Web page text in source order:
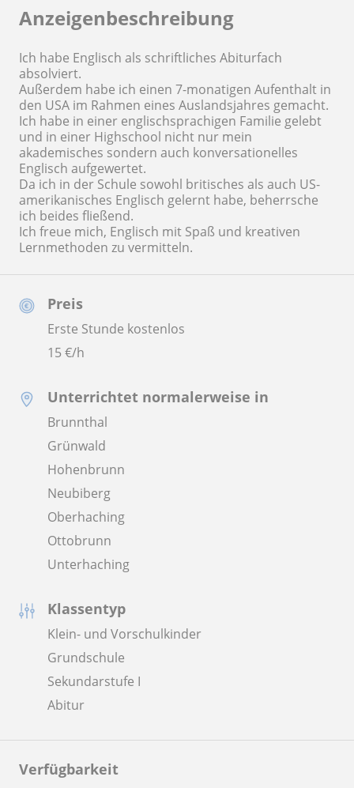
Preis
Erste Stunde kostenlos
15€/h
Unterrichtet normalerweise in
Brunnthal
Grünwald
Hohenbrunn
Neubiberg
Oberhaching
Ottobrunn
Unterhaching
Klassentyp
Klein- und Vorschulkinder
Grundschule
Sekundarstufe I
Abitur
Verfügbarkeit
Anzeigenbeschreibung
Ich habe Englisch als schriftliches Abiturfach
absolviert.
Außerdem habe ich einen 7-monatigen Aufenthalt in
den USA im Rahmen eines Auslandsjahres gemacht.
Ich habe in einer englischsprachigen Familie gelebt
und in einer Highschool nicht nur mein
akademisches sondern auch konversationelles
Englisch aufgewertet.
Da ich in der Schule sowohl britisches als auch US-
amerikanisches Englisch gelernt habe, beherrsche
ich beides fließend.
Ich freue mich, Englisch mit Spaß und kreativen
Lernmethoden zu vermitteln.